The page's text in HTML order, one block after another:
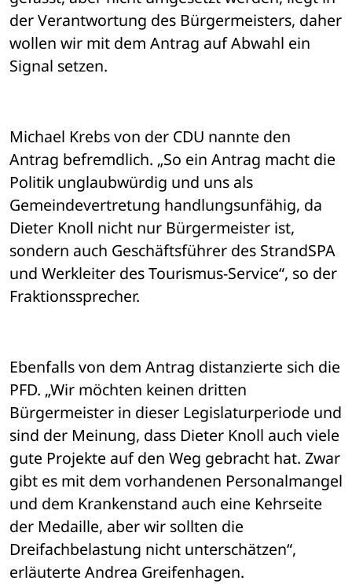
der Verantwortung des Bürgermeisters, daher
wollen wir mit dem Antrag auf Abwahl ein
Signal setzen.
Michael Krebs von der CDU nannte den
Antrag befremdlich. „So ein Antrag macht die
Politik unglaubwürdig und uns als
Gemeindevertretung handlungsunfähig, da
Dieter Knoll nicht nur Bürgermeister ist,
sondern auch Geschäftsführer des StrandSPA
und Werkleiter des Tourismus-Service“, so der
Fraktionssprecher.
Ebenfalls von dem Antrag distanzierte sich die
PFD. „Wir möchten keinen dritten
Bürgermeister in dieser Legislaturperiode und
sind der Meinung, dass Dieter Knoll auch viele
gute Projekte auf den Weg gebracht hat. Zwar
gibt es mit dem vorhandenen Personalmangel
und dem Krankenstand auch eine Kehrseite
der Medaille, aber wir sollten die
Dreifachbelastung nicht unterschätzen“,
erläuterte Andrea Greifenhagen.